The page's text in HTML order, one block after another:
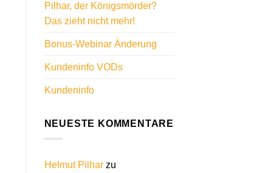
Pilhar, der Königsmörder?
Das zieht nicht mehr!
Bonus-Webinar Änderung
Kundeninfo VODs
Kundeninfo
NEUESTE KOMMENTARE
Helmut Pilharzu